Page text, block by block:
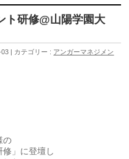
ト研修@山陽学園大
03 カテゴリー : アンガーマネジメン
の
修」に登壇し